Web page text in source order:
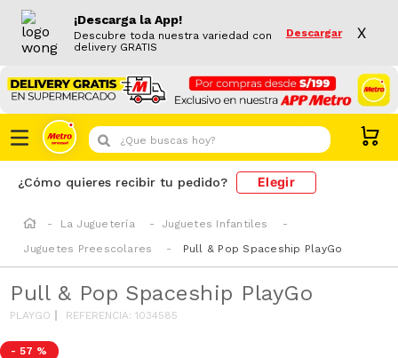
¡Descarga la App!
Descubre toda nuestra variedad con
delivery GRATIS
Descargar X
¿Que buscas hoy?
¿Cómo quieres recibir tu pedido? Elegir
La Juguetería
Juguetes Infantiles
Juguetes Preescolares
Pull & Pop Spaceship PlayGo
Pull & Pop Spaceship PlayGo
PLAYGO REFERENCIA:1034585
- 57 %